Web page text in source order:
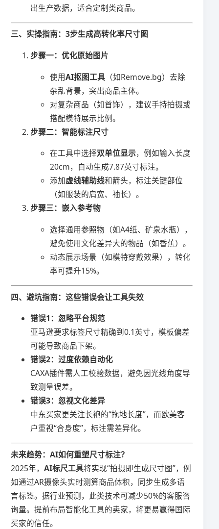
出生产数据，适合定制类商品。
​三、实操指南：3步生成高转化率尺寸图​
​步骤一：优化原始图片​
使用​​AI抠图工具​ ​（如Remove.bg）去除
杂乱背景，突出商品主体。
对复杂商品（如首饰），建议手持拍摄或
搭配模特展示比例。
​步骤二：智能标注尺寸​
在工具中选择​​双单位显示​​，例如输入长度
20cm，自动生成7.87英寸标注。
添加​​虚线辅助线​​和箭头，标注关键部位
（如服装的肩宽、袖长）。
​步骤三：嵌入参考物​
选择通用参照物（如A4纸、矿泉水瓶），
避免使用文化差异大的物品（如香蕉）。
动态展示场景（如模特穿戴效果），转化
率可提升15%。
​四、避坑指南：这些错误会让工具失效​
​错误1：忽略平台规范​
亚马逊要求标签尺寸精确到0.1英寸，模板偏差
可能导致商品下架。
​错误2：过度依赖自动化​
CAXA插件需人工校验数据，避免因光线角度导
致测量误差。
​错误3：忽视文化差异​
中东买家更关注长袍的“拖地长度”，而欧美客
户重视“合身度”，标注需差异化。
​未来趋势：AI如何重塑尺寸标注？​
2025年，​​AI标尺工具​​将实现“拍摄即生成尺寸图”，例
如通过AR摄像头实时测算商品体积，同步生成多语
言标签。据行业预测，此类技术可减少50%的客服咨
询量。提前布局智能化工具的卖家，将更易赢得国际
买家的信任。